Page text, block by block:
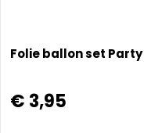
Folie ballon set Party
€ 3,95